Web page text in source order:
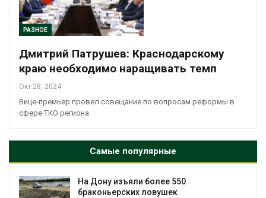
РАЗНОЕ
Дмитрий Патрушев: Краснодарскому
краю необходимо наращивать темп
Окт 28, 2024
Вице-премьер провел совещание по вопросам реформы в
сфере ТКО региона
Самые популярные
На Дону изъяли более 550
браконьерских ловушек